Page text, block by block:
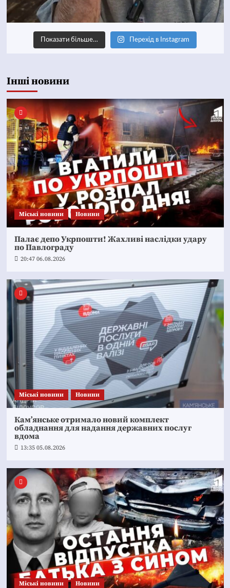
Показати більше… Перехід в Instagram
Інші новини
Mіські новини Новини
Палає депо Укрпошти! Жахливі наслідки удару
по Павлограду
20:47 06.08.2026
Mіські новини Новини
Кам’янське отримало новий комплект
обладнання для надання державних послуг
вдома
13:35 05.08.2026
Mіські новини Новини